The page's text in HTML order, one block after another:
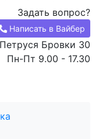
Задать вопрос?
Написать в Вайбер
Бровки 30
Пн-Пт 9.00 - 17.30